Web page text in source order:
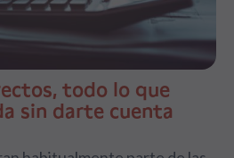
todo lo que
sin darte cuenta